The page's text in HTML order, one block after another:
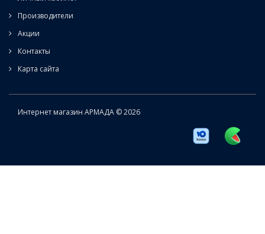
Производители
Акции
Контакты
Карта сайта
Интернет магазин АРМАДА © 2026